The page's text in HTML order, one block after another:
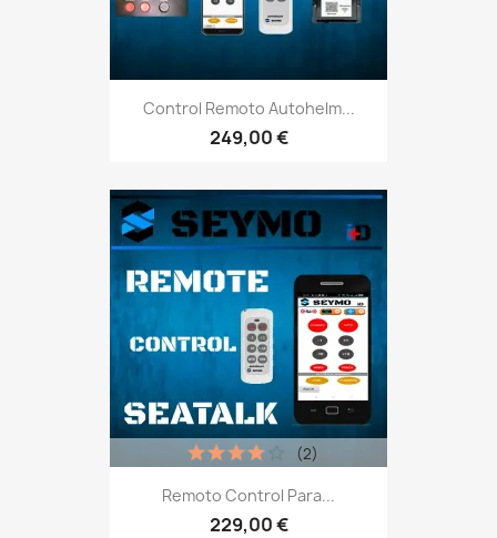
Control Remoto Autohelm...
249,00 €
Remoto Control Para...
229,00 €
(2)